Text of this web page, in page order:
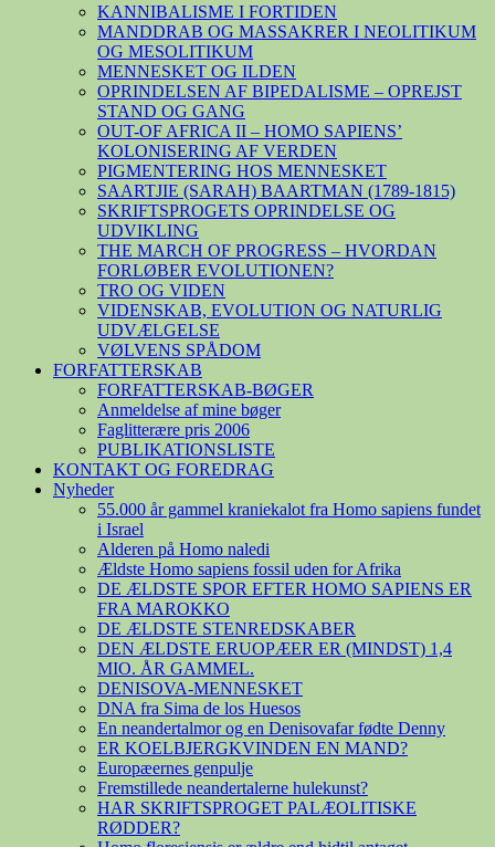
KANNIBALISME I FORTIDEN
MANDDRAB OG MASSAKRER I NEOLITIKUM
OG MESOLITIKUM
MENNESKET OG ILDEN
OPRINDELSEN AF BIPEDALISME – OPREJST
STAND OG GANG
OUT-OF AFRICA II – HOMO SAPIENS’
KOLONISERING AF VERDEN
PIGMENTERING HOS MENNESKET
SAARTJIE (SARAH) BAARTMAN (1789-1815)
SKRIFTSPROGETS OPRINDELSE OG
UDVIKLING
THE MARCH OF PROGRESS – HVORDAN
FORLØBER EVOLUTIONEN?
TRO OG VIDEN
VIDENSKAB, EVOLUTION OG NATURLIG
UDVÆLGELSE
VØLVENS SPÅDOM
FORFATTERSKAB
FORFATTERSKAB-BØGER
Anmeldelse af mine bøger
Faglitterære pris 2006
PUBLIKATIONSLISTE
KONTAKT OG FOREDRAG
Nyheder
55.000 år gammel kraniekalot fra Homo sapiens fundet
i Israel
Alderen på Homo naledi
Ældste Homo sapiens fossil uden for Afrika
DE ÆLDSTE SPOR EFTER HOMO SAPIENS ER
FRA MAROKKO
DE ÆLDSTE STENREDSKABER
DEN ÆLDSTE ERUOPÆER ER (MINDST) 1,4
MIO. ÅR GAMMEL.
DENISOVA-MENNESKET
DNA fra Sima de los Huesos
En neandertalmor og en Denisovafar fødte Denny
ER KOELBJERGKVINDEN EN MAND?
Europæernes genpulje
Fremstillede neandertalerne hulekunst?
HAR SKRIFTSPROGET PALÆOLITISKE
RØDDER?